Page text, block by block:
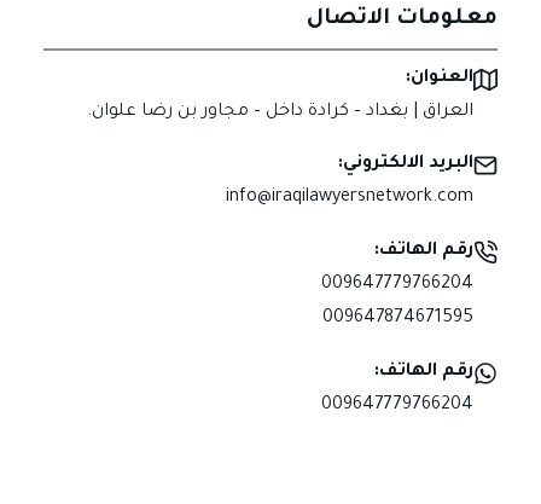
معلومات الاتصال
العنوان:
العراق | بغداد – كرادة داخل – مجاور بن رضا علوان.
البريد الالكتروني:
info@iraqilawyersnetwork.com
رقم الهاتف:
009647779766204
009647874671595
رقم الهاتف:
009647779766204